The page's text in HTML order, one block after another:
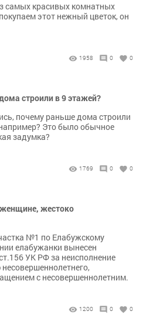
самых красивых комнатных
этот нежный цветок, он
1958 0 0
строили в 9 этажей?
почему раньше дома строили
Это было обычное
задумка?
1769 0 0
женщине, жестоко
№1 по Елабужскому
елабужанки вынесен
УК РФ за неисполнение
с несовершеннолетним.
1200 0 0